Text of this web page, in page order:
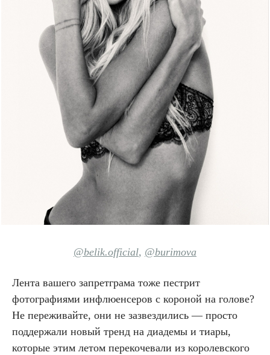
@belik.official, @burimova
Лента вашего запретграма тоже пестрит
фотографиями инфлюенсеров с короной на голове?
Не переживайте, они не зазвездились — просто
поддержали новый тренд на диадемы и тиары,
которые этим летом перекочевали из королевского